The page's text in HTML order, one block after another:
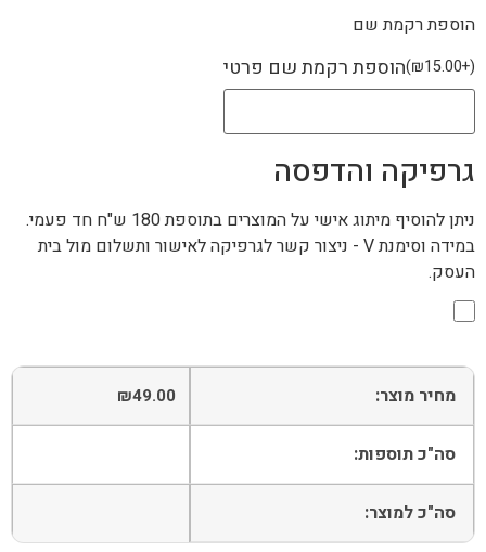
הוספת רקמת שם
הוספת רקמת שם פרטי (
+
₪15.00
)
גרפיקה והדפסה
ניתן להוסיף מיתוג אישי על המוצרים בתוספת 180 ש"ח חד פעמי.
במידה וסימנת V - ניצור קשר לגרפיקה לאישור ותשלום מול בית
העסק.
מחיר מוצר: ₪49.00
סה"כ תוספות:
סה"כ למוצר: